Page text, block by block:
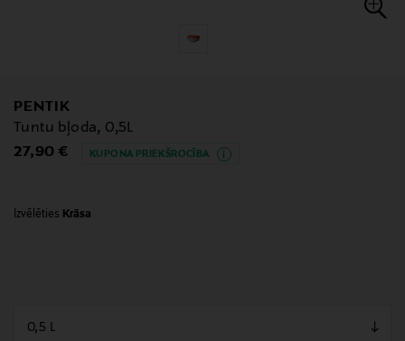
PENTIK
Tuntu bļoda, 0,5L
Original Price
27,90 € KUPONA PRIEKŠROCĪBA
Izvēlēties Krāsa